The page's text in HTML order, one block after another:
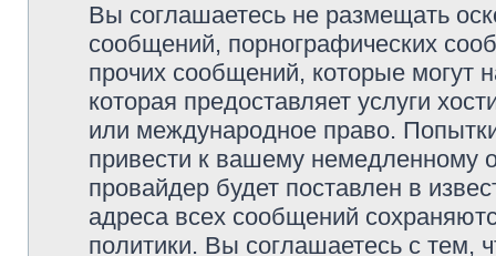
Вы соглашаетесь не размещать
сообщений, порнографических
прочих сообщений, которые могут
которая предоставляет услуги
или международное право.
привести к вашему немедленному
провайдер будет поставлен в
адреса всех сообщений
политики. Вы соглашаетесь с тем,